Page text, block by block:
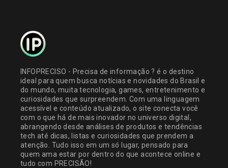
INFOPRECISO - Precisa de informação ? é o destino
ideal para quem busca notícias e novidades do Brasil e
do mundo, muita tecnologia, games, entretenimento e
curiosidades que surpreendem. Com uma linguagem
acessível e conteúdo atualizado, o site conecta você
com o que há de mais inovador no universo digital,
abrangendo desde análises de produtos e tendências
tech até dicas, listas e curiosidades que prendem a
atenção. Tudo isso em um só lugar, pensado para
quem ama estar por dentro do que acontece online e
tudo com PRECISÃO!